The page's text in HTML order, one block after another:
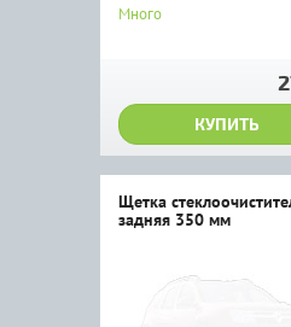
Много
КУПИТЬ
Щетка
задняя 350 мм